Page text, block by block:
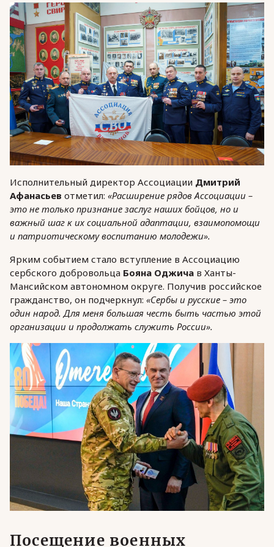
Исполнительный директор Ассоциации Дмитрий
Афанасьев отметил: «Расширение рядов Ассоциации –
это не только признание заслуг наших бойцов, но и
важный шаг к их социальной адаптации, взаимопомощи
и патриотическому воспитанию молодежи».
Ярким событием стало вступление в Ассоциацию
сербского добровольца Бояна Оджича в Ханты-
Мансийском автономном округе. Получив российское
гражданство, он подчеркнул: «Сербы и русские – это
один народ. Для меня большая честь быть частью этой
организации и продолжать служить России».
Посещение военных